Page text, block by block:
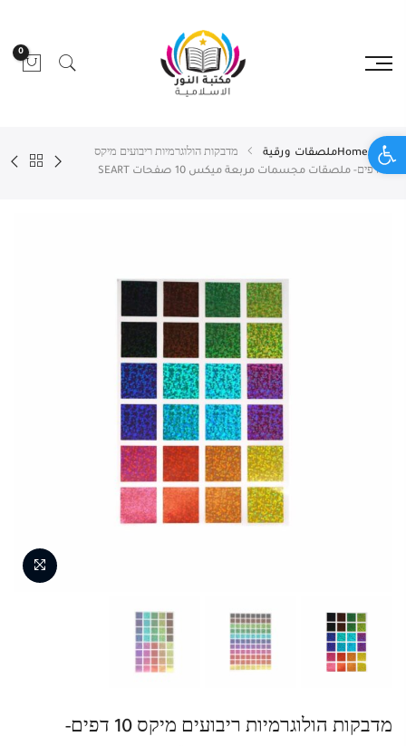
Open toolbar
0
Homeملصقات ورقية
מדבקות הולוגרמיות ריבועים מיקס
10 דפים- ملصقات مجسمات مربعة ميكس 10 صفحات SEART
מדבקות הולוגרמיות ריבועים מיקס 10 דפים-